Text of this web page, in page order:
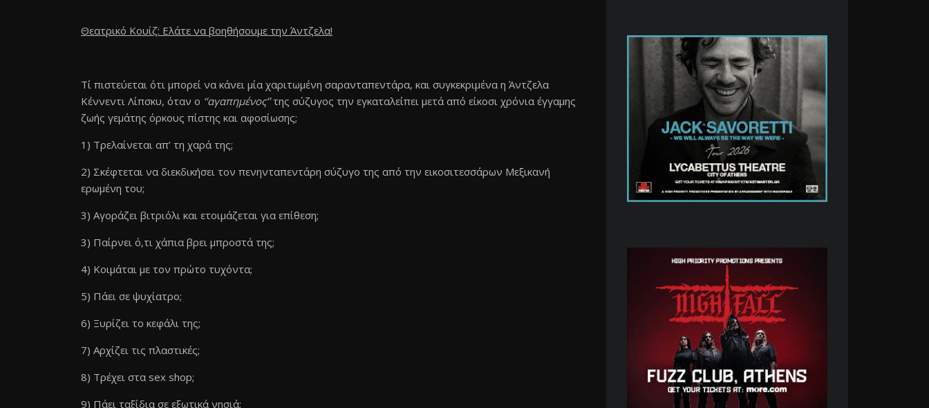
Θεατρικό Κουίζ: Ελάτε να βοηθήσουμε την Άντζελα!
Τί πιστεύεται ότι μπορεί να κάνει μία χαριτωμένη σαρανταπεντάρα, και συγκεκριμένα η Άντζελα
Κέννεντι Λίπσκυ, όταν ο ‘‘αγαπημένος’’της σύζυγος την εγκαταλείπει μετά από είκοσι χρόνια έγγαμης
ζωής γεμάτης όρκους πίστης και αφοσίωσης;
1) Τρελαίνεται απ’ τη χαρά της;
2) Σκέφτεται να διεκδικήσει τον πενηνταπεντάρη σύζυγο της από την εικοσιτεσσάρων Μεξικανή
ερωμένη του;
3) Αγοράζει βιτριόλι και ετοιμάζεται για επίθεση;
3) Παίρνει ό,τι χάπια βρει μπροστά της;
4) Κοιμάται με τον πρώτο τυχόντα;
5) Πάει σε ψυχίατρο;
6) Ξυρίζει το κεφάλι της;
7) Αρχίζει τις πλαστικές;
8) Τρέχει στα sex shop;
9) Πάει ταξίδια σε εξωτικά νησιά;